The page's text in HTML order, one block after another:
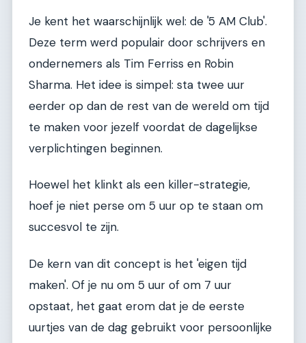
Je kent het waarschijnlijk wel: de '5 AM Club'.
Deze term werd populair door schrijvers en
ondernemers als Tim Ferriss en Robin
Sharma. Het idee is simpel: sta twee uur
eerder op dan de rest van de wereld om tijd
te maken voor jezelf voordat de dagelijkse
verplichtingen beginnen.
Hoewel het klinkt als een killer-strategie,
hoef je niet perse om 5 uur op te staan om
succesvol te zijn.
De kern van dit concept is het 'eigen tijd
maken'. Of je nu om 5 uur of om 7 uur
opstaat, het gaat erom dat je de eerste
uurtjes van de dag gebruikt voor persoonlijke